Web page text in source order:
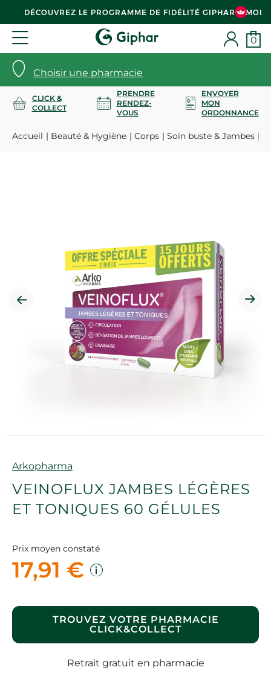
DÉCOUVREZ LE PROGRAMME DE FIDÉLITÉ GIPHAR & MOI
Choisir une pharmacie
0
CLICK &
COLLECT
PRENDRE
RENDEZ-
VOUS
ENVOYER
MON
ORDONNANCE
Accueil Beauté & Hygiène Corps Soin buste & Jambes
Marque
Arkopharma
VEINOFLUX JAMBES LÉGÈRES
ET TONIQUES 60 GÉLULES
Prix moyen constaté
17,91 €
TROUVEZ VOTRE PHARMACIE
CLICK&COLLECT
Retrait gratuit en pharmacie